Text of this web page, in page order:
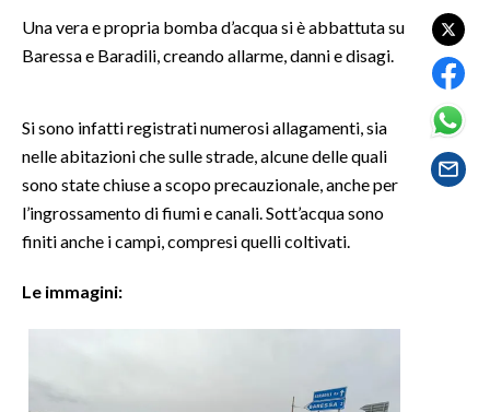
SPETTACOLI
SARDI NEL MONDO
NOTIZIE
Una vera e propria bomba d’acqua si è abbattuta su
Baressa e Baradili, creando allarme, danni e disagi.
Si sono infatti registrati numerosi allagamenti, sia
nelle abitazioni che sulle strade, alcune delle quali
sono state chiuse a scopo precauzionale, anche per
l’ingrossamento di fiumi e canali. Sott’acqua sono
finiti anche i campi, compresi quelli coltivati.
Le immagini: